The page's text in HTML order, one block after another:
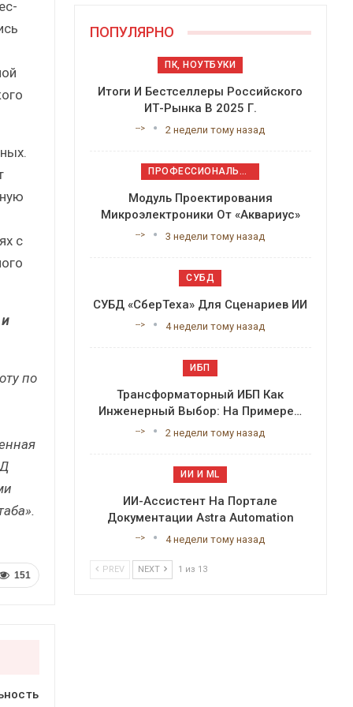
с
по
151
ПОПУЛЯРНО
ПК, НОУТБУКИ
Итоги И Бестселлеры Российского
ИТ-Рынка В 2025 Г.
--> 2 недели тому назад
ПРОФЕССИОНАЛЬНОЕ ПРИКЛАДНОЕ ПО
Модуль Проектирования
Микроэлектроники От «Аквариус»
--> 3 недели тому назад
СУБД
СУБД «СберТеха» Для Сценариев ИИ
--> 4 недели тому назад
ИБП
Трансформаторный ИБП Как
Инженерный Выбор: На Примере…
--> 2 недели тому назад
ИИ И ML
ИИ-Ассистент На Портале
Документации Astra Automation
--> 4 недели тому назад
PREV NEXT 1 из 13